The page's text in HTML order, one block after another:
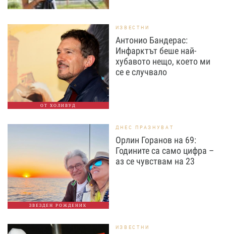
ОТ ХОЛИВУД
ИЗВЕСТНИ
Антонио Бандерас:
Инфарктът беше най-
хубавото нещо, което ми
се е случвало
ЗВЕЗДЕН РОЖДЕНИК
ДНЕС ПРАЗНУВАТ
Орлин Горанов на 69:
Годините са само цифра –
аз се чувствам на 23
ИЗВЕСТНИ